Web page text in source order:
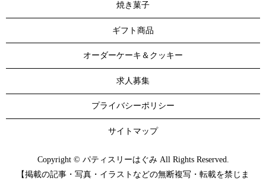
焼き菓子
ギフト商品
オーダーケーキ＆クッキー
求人募集
プライバシーポリシー
サイトマップ
Copyright © パティスリーはぐみ All Rights Reserved.
【掲載の記事・写真・イラストなどの無断複写・転載を禁じま